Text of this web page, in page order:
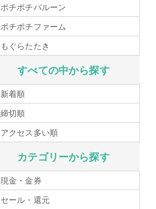
ポチポチバルーン
ポチポチファーム
もぐらたたき
すべての中から探す
新着順
締切順
アクセス多い順
カテゴリーから探す
現金・金券
セール・還元